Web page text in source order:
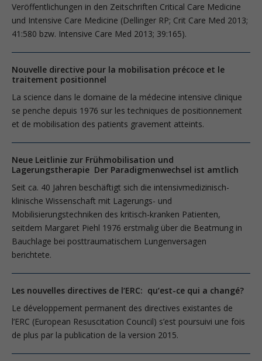
Veröffentlichungen in den Zeitschriften Critical Care Medicine
und Intensive Care Medicine (Dellinger RP; Crit Care Med 2013;
41:580 bzw. Intensive Care Med 2013; 39:165).
Nouvelle directive pour la mobilisation précoce et le
traitement positionnel
La science dans le domaine de la médecine intensive clinique
se penche depuis 1976 sur les techniques de positionnement
et de mobilisation des patients gravement atteints.
Neue Leitlinie zur Frühmobilisation und
Lagerungstherapie Der Paradigmenwechsel ist amtlich
Seit ca. 40 Jahren beschäftigt sich die intensivmedizinisch-
klinische Wissenschaft mit Lagerungs- und
Mobilisierungstechniken des kritisch-kranken Patienten,
seitdem Margaret Piehl 1976 erstmalig über die Beatmung in
Bauchlage bei posttraumatischem Lungenversagen
berichtete.
Les nouvelles directives de l‘ERC: qu‘est-ce qui a changé?
Le développement permanent des directives existantes de
l’ERC (European Resuscitation Council) s’est poursuivi une fois
de plus par la publication de la version 2015.